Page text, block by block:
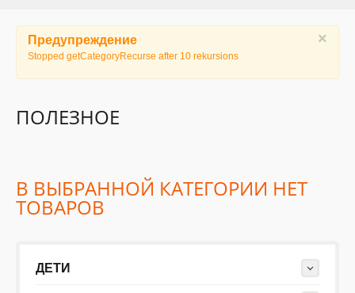
ДЕТИ
ПОЛЕЗНОЕ
×
Предупреждение
Stopped getCategoryRecurse after 10 rekursions
ПОЛЕЗНОЕ
В ВЫБРАННОЙ КАТЕГОРИИ НЕТ
ТОВАРОВ
ДЕТИ